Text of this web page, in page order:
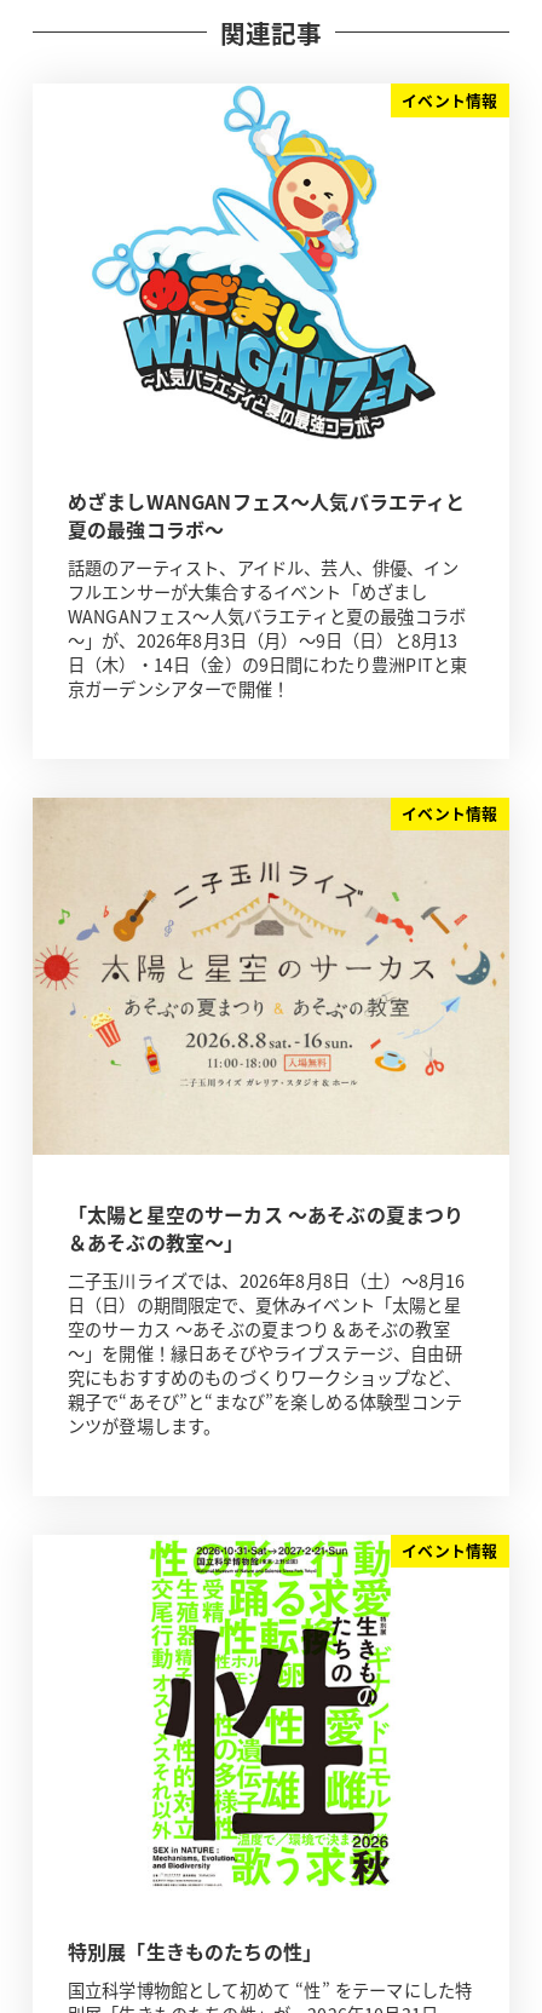
関連記事
イベント情報
めざましWANGANフェス～人気バラエティと
夏の最強コラボ～
話題のアーティスト、アイドル、芸人、俳優、イン
フルエンサーが大集合するイベント「めざまし
WANGANフェス～人気バラエティと夏の最強コラボ
～」が、2026年8月3日（月）～9日（日）と8月13
日（木）・14日（金）の9日間にわたり豊洲PITと東
京ガーデンシアターで開催！
イベント情報
「太陽と星空のサーカス ～あそぶの夏まつり
＆あそぶの教室～」
二子玉川ライズでは、2026年8月8日（土）～8月16
日（日）の期間限定で、夏休みイベント「太陽と星
空のサーカス ～あそぶの夏まつり＆あそぶの教室
～」を開催！縁日あそびやライブステージ、自由研
究にもおすすめのものづくりワークショップなど、
親子で“あそび”と“まなび”を楽しめる体験型コンテ
ンツが登場します。
イベント情報
特別展「生きものたちの性」
国立科学博物館として初めて “性” をテーマにした特